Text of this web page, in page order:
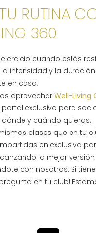
RUTINA
360
cuando estás
intensidad y la duración.
en casa,
aprovecharWell-Living
portal exclusivo para
y cuándo quieras.
clases que en tu
en exclusiva
la mejor versión
con nosotros. Si
en tu club!